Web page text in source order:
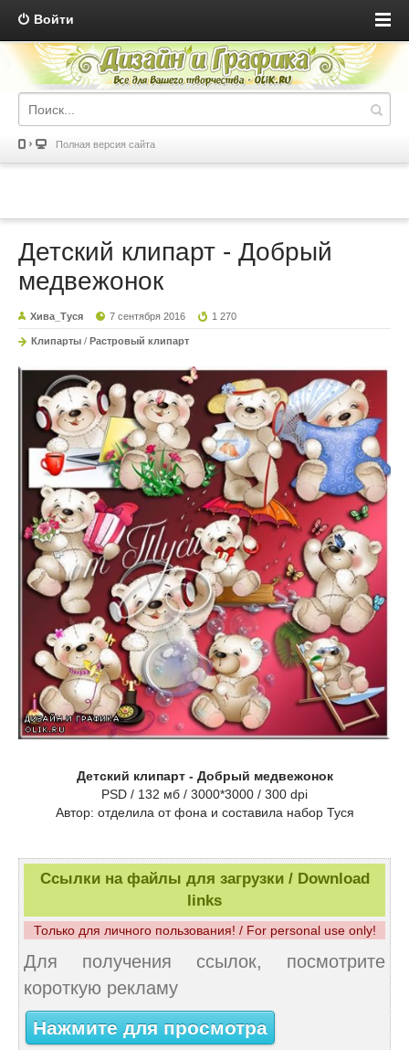
Войти
Полная версия сайта
Детский клипарт - Добрый
медвежонок
Хива_Туся 7 сентября 2016 1 270
Клипарты / Растровый клипарт
Детский клипарт - Добрый медвежонок
PSD / 132 мб / 3000*3000 / 300 dpi
Автор: отделила от фона и составила набор Туся
Ссылки на файлы для загрузки / Download
links
Только для личного пользования! / For personal use only!
Для получения ссылок, посмотрите
короткую рекламу
Нажмите для просмотра